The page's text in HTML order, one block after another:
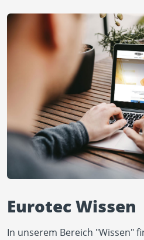
Eurotec Wissen
In unserem Bereich "Wissen"